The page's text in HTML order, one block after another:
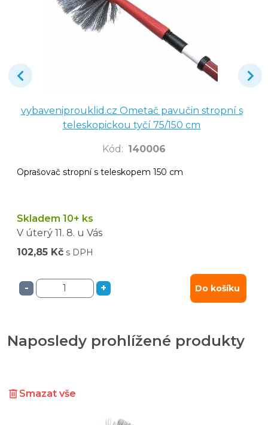
vybaveniprouklid.cz Ometač pavučin stropní s
teleskopickou tyčí 75/150 cm
Kód : 140006
Oprašovač stropní s teleskopem 150 cm
Skladem 10+ ks
V úterý 11. 8. u Vás
102,85 Kč s DPH
- + Do košíku
Naposledy prohlížené produkty
Smazat vše